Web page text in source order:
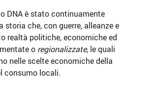
DNA è stato continuamente
che, con guerre, alleanze e
realtà politiche, economiche ed
o regionalizzate, le quali
nelle scelte economiche della
consumo locali.